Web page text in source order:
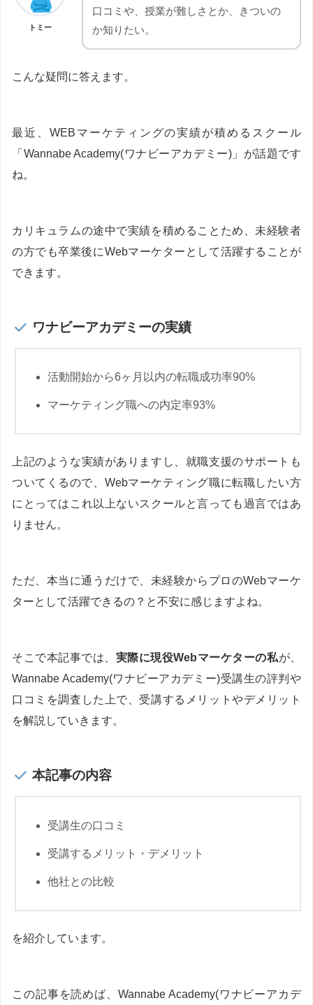
トミー
口コミや、授業が難しさとか、きついの
か知りたい。
こんな疑問に答えます。
最近、WEBマーケティングの実績が積めるスクール
「Wannabe Academy(ワナビーアカデミー)」が話題です
ね。
カリキュラムの途中で実績を積めることため、未経験者
の方でも卒業後にWebマーケターとして活躍することが
できます。
ワナビーアカデミーの実績
活動開始から6ヶ月以内の転職成功率90%
マーケティング職への内定率93%
上記のような実績がありますし、就職支援のサポートも
ついてくるので、Webマーケティング職に転職したい方
にとってはこれ以上ないスクールと言っても過言ではあ
りません。
ただ、本当に通うだけで、未経験からプロのWebマーケ
ターとして活躍できるの？と不安に感じますよね。
そこで本記事では、 実際に現役Webマーケターの私が、
Wannabe Academy(ワナビーアカデミー)受講生の評判や
口コミを調査した上で、受講するメリットやデメリット
を解説していきます。
本記事の内容
受講生の口コミ
受講するメリット・デメリット
他社との比較
を紹介しています。
この記事を読めば、Wannabe Academy(ワナビーアカデ